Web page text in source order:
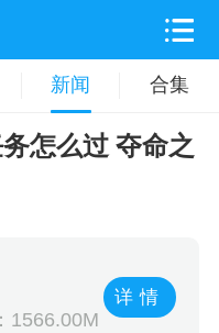
新闻 合集
怎么过 夺命之
1566.00M
详情